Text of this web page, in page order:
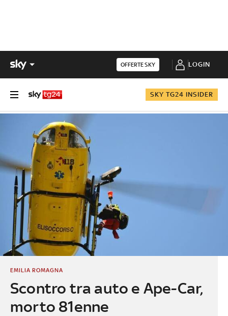
OFFERTE SKY LOGIN
SKY TG24 INSIDER
Scontro tra auto e Ape-Car,
morto 81enne
EMILIA ROMAGNA